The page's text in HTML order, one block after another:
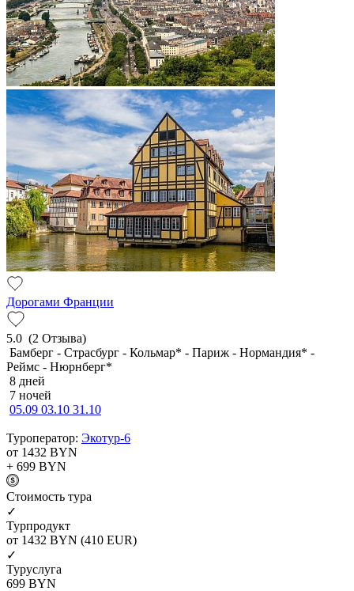
Дорогами Франции
5.0 (2 Отзыва)
Бамберг - Страсбург - Кольмар* - Париж - Нормандия* -
Реймс - Нюрнберг*
8 дней
7 ночей
05.09 03.10 31.10
Туроператор: Экотур-6
от 1432 BYN
+ 699 BYN
Cтоимость тура
✓
Турпродукт
от 1432 BYN (410 EUR)
✓
Туруслуга
699 BYN